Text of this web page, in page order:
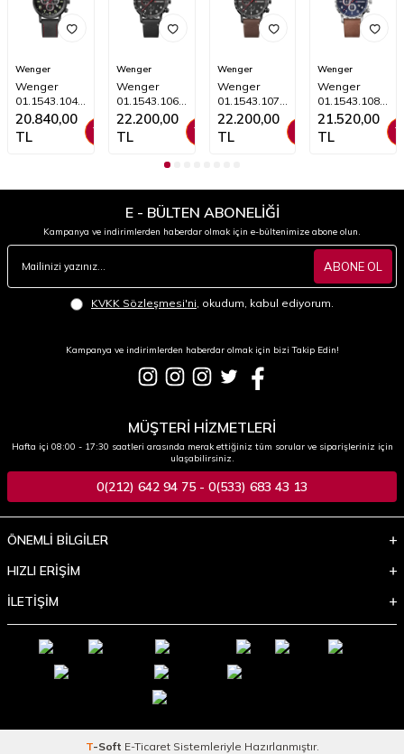
Wenger
Wenger
01.1543.104
Attitude
Chrono
Quartz Erkek
20.840,00
TL
Wenger
Wenger
01.1543.106
Attitude
Chrono
Quartz Erkek
22.200,00
TL
Wenger
Wenger
01.1543.107
Attitude
Chrono
Quartz Erkek
22.200,00
TL
Wenger
Wenger
01.1543.108
Attitude
Chrono
Quartz Erkek
21.520,00
TL
E - BÜLTEN ABONELİĞİ
Kampanya ve indirimlerden haberdar olmak için e-bültenimize abone olun.
ABONE OL
KVKK Sözleşmesi'ni, okudum, kabul ediyorum.
Kampanya ve indirimlerden haberdar olmak için bizi Takip Edin!
MÜŞTERİ HİZMETLERİ
Hafta içi 08:00 - 17:30 saatleri arasında merak ettiğiniz tüm sorular ve siparişleriniz için
ulaşabilirsiniz.
0(212) 642 94 75 - 0(533) 683 43 13
ÖNEMLİ BİLGİLER
HIZLI ERİŞİM
İLETİŞİM
T-Soft E-TicaretSistemleriyle Hazırlanmıştır.